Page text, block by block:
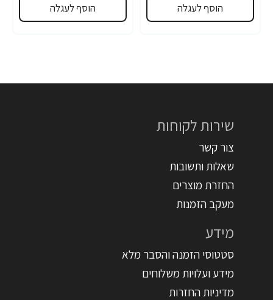
הוסף לעגלה הוסף לעגלה
שירות לקוחות
צור קשר
שאלות ותשובות
החזרת מוצרים
מעקב הזמנות
מידע
סטטוסי הזמנה והסבר מלא
מידע ועלויות משלוחים
מדיניות החזרות